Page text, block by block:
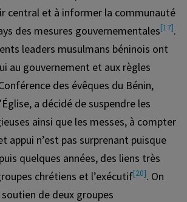
central et à informer la communauté
des mesures gouvernementales[17].
leaders musulmans béninois ont
au gouvernement et aux règles
des évêques du Bénin,
a décidé de suspendre les
ainsi que les messes, à compter
appui n’est pas surprenant puisque
quelques années, des liens très
chrétiens et l’exécutif[20]. On
de deux groupes